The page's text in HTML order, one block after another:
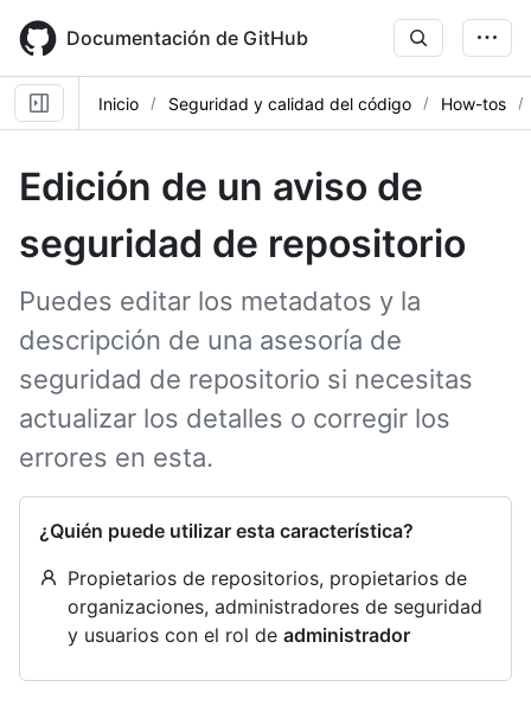
main
content
Documentación de GitHub
Inicio Seguridad y calidad del código How-tos
Edición de un aviso de
seguridad de repositorio
Puedes editar los metadatos y la
descripción de una asesoría de
seguridad de repositorio si necesitas
actualizar los detalles o corregir los
errores en esta.
¿Quién puede utilizar esta característica?
Propietarios de repositorios, propietarios de
organizaciones, administradores de seguridad
y usuarios con el rol de administrador